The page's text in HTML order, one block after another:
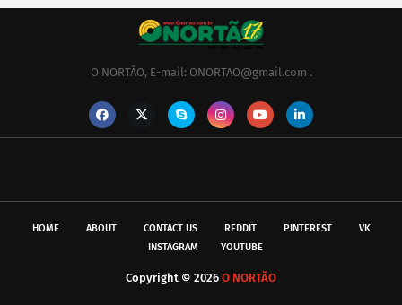
O NORTÃO, E-mail: ONORTAO@gmail.com .
HOME ABOUT CONTACT US REDDIT PINTEREST
VK
INSTAGRAM
YOUTUBE
Copyright © 2026 O NORTÃO